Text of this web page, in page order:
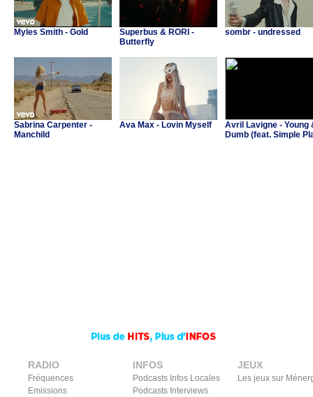
Myles Smith - Gold
Superbus & RORI -
Butterfly
sombr - undressed
Sabrina Carpenter -
Manchild
Ava Max - Lovin Myself
Avril Lavigne - Young
Dumb (feat. Simple
RADIO
Fréquences
Emissions
INFOS
Podcasts Infos Locales
Podcasts Interviews
JEUX
Les jeux sur